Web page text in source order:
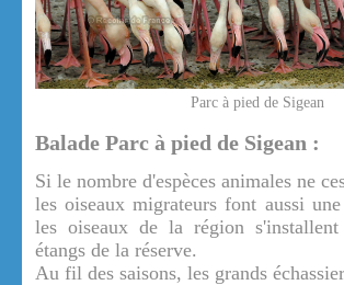
Parc à pied de Sigean
Balade Parc à pied de Sigean :
Si le nombre d'espèces animales ne
les oiseaux migrateurs font aussi
les oiseaux de la région
étangs de la réserve.
Au fil des saisons, les grands